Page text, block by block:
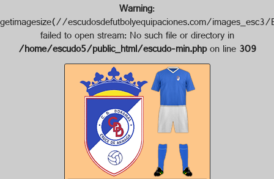
Warning:
getimagesize(//escudosdefutbolyequipaciones.com/
failed to open stream: No such file or directory in
/home/escudo5/public_html/escudo-min.phpon line309